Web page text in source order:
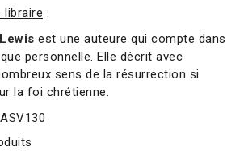
libraire :
est une auteure qui compte dans
personnelle. Elle décrit avec
sens de la résurrection si
la foi chrétienne.